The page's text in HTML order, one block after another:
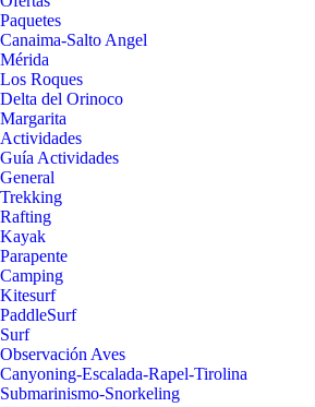
Paquetes
Canaima-Salto Angel
Mérida
Los Roques
Delta del Orinoco
Margarita
Actividades
Guía Actividades
General
Trekking
Rafting
Kayak
Parapente
Camping
Kitesurf
PaddleSurf
Surf
Observación Aves
Canyoning-Escalada-Rapel-Tirolina
Submarinismo-Snorkeling